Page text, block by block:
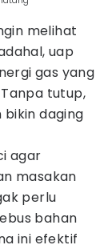
melihat
uap
gas yang
tutup,
bikin daging
agar
masakan
perlu
bahan
ini efektif